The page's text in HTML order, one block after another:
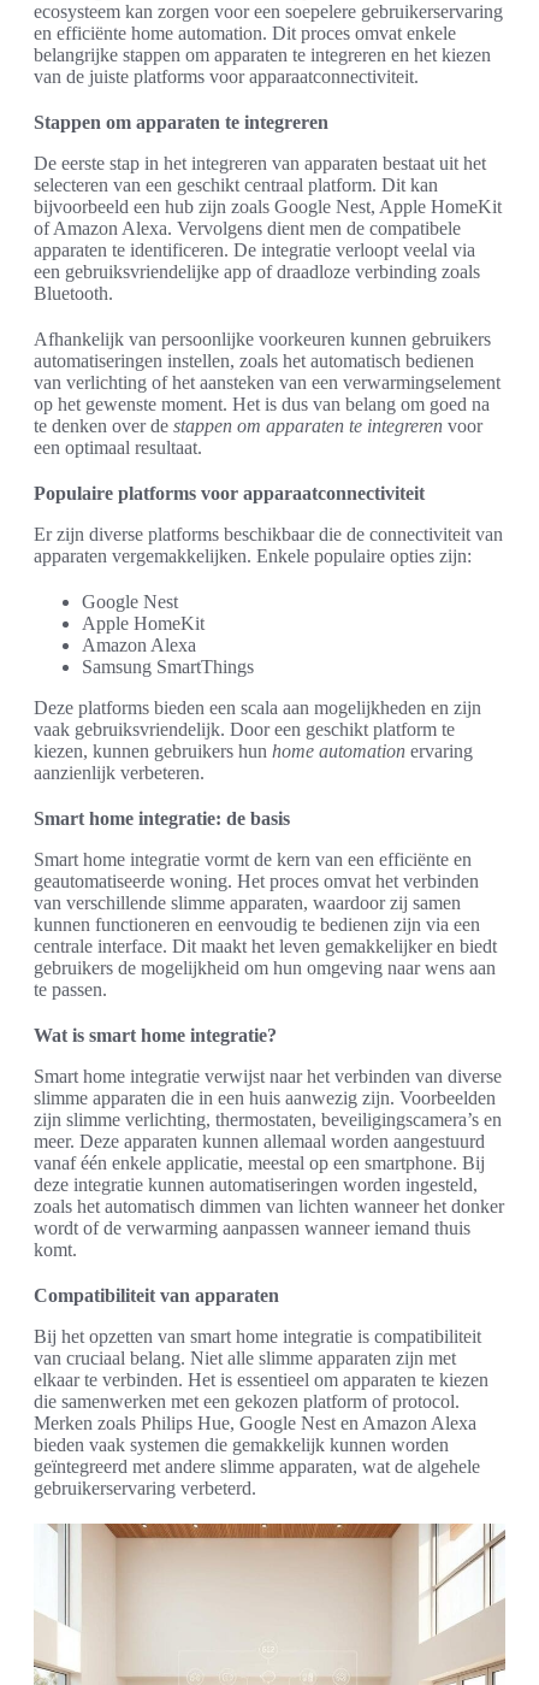
ecosysteem kan zorgen voor een soepelere gebruikerservaring
en efficiënte home automation. Dit proces omvat enkele
belangrijke stappen om apparaten te integreren en het kiezen
van de juiste platforms voor apparaatconnectiviteit.
Stappen om apparaten te integreren
De eerste stap in het integreren van apparaten bestaat uit het
selecteren van een geschikt centraal platform. Dit kan
bijvoorbeeld een hub zijn zoals Google Nest, Apple HomeKit
of Amazon Alexa. Vervolgens dient men de compatibele
apparaten te identificeren. De integratie verloopt veelal via
een gebruiksvriendelijke app of draadloze verbinding zoals
Bluetooth.
Afhankelijk van persoonlijke voorkeuren kunnen gebruikers
automatiseringen instellen, zoals het automatisch bedienen
van verlichting of het aansteken van een verwarmingselement
op het gewenste moment. Het is dus van belang om goed na
te denken over de stappen om apparaten te integreren voor
een optimaal resultaat.
Populaire platforms voor apparaatconnectiviteit
Er zijn diverse platforms beschikbaar die de connectiviteit van
apparaten vergemakkelijken. Enkele populaire opties zijn:
Google Nest
Apple HomeKit
Amazon Alexa
Samsung SmartThings
Deze platforms bieden een scala aan mogelijkheden en zijn
vaak gebruiksvriendelijk. Door een geschikt platform te
kiezen, kunnen gebruikers hun home automation ervaring
aanzienlijk verbeteren.
Smart home integratie: de basis
Smart home integratie vormt de kern van een efficiënte en
geautomatiseerde woning. Het proces omvat het verbinden
van verschillende slimme apparaten, waardoor zij samen
kunnen functioneren en eenvoudig te bedienen zijn via een
centrale interface. Dit maakt het leven gemakkelijker en biedt
gebruikers de mogelijkheid om hun omgeving naar wens aan
te passen.
Wat is smart home integratie?
Smart home integratie verwijst naar het verbinden van diverse
slimme apparaten die in een huis aanwezig zijn. Voorbeelden
zijn slimme verlichting, thermostaten, beveiligingscamera’s en
meer. Deze apparaten kunnen allemaal worden aangestuurd
vanaf één enkele applicatie, meestal op een smartphone. Bij
deze integratie kunnen automatiseringen worden ingesteld,
zoals het automatisch dimmen van lichten wanneer het donker
wordt of de verwarming aanpassen wanneer iemand thuis
komt.
Compatibiliteit van apparaten
Bij het opzetten van smart home integratie is compatibiliteit
van cruciaal belang. Niet alle slimme apparaten zijn met
elkaar te verbinden. Het is essentieel om apparaten te kiezen
die samenwerken met een gekozen platform of protocol.
Merken zoals Philips Hue, Google Nest en Amazon Alexa
bieden vaak systemen die gemakkelijk kunnen worden
geïntegreerd met andere slimme apparaten, wat de algehele
gebruikerservaring verbeterd.